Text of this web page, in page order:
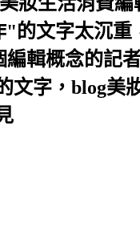
文字太沉重
輯概念的記
文字，blog美